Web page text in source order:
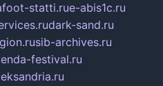
statti.rue-abis1c.ru
dark-sand.ru
sib-archives.ru
festival.ru